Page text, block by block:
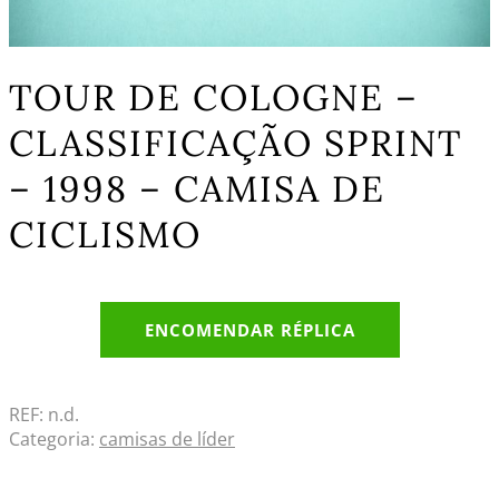
TOUR DE COLOGNE –
CLASSIFICAÇÃO SPRINT
– 1998 – CAMISA DE
CICLISMO
ENCOMENDAR RÉPLICA
REF: n.d.
Categoria: camisas de líder